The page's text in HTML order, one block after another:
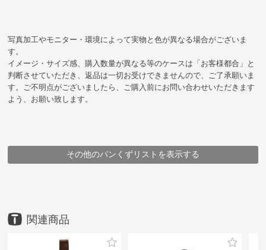
写真加工やモニター・環境によって実物と色が異なる場合がございま
す。
イメージ・サイズ感、購入数量が異なる等のケースは「お客様都合」と
判断させていただき、返品は一切お受けできませんので、ご了承願いま
す。ご不明点がございましたら、ご購入前にお問い合わせいただきます
よう、お願い致します。
その他のパンくずリストを表示する